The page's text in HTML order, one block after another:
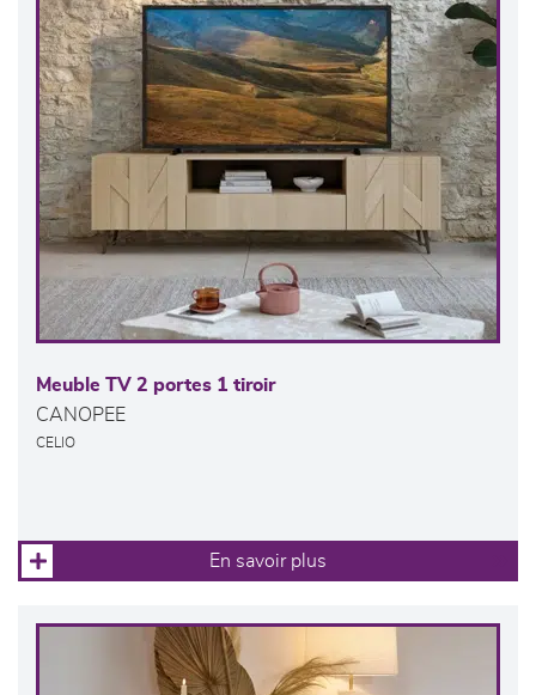
Meuble TV 2 portes 1 tiroir
CANOPEE
CELIO
En savoir plus